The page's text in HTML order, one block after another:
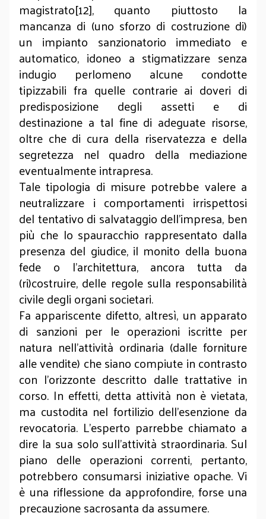
magistrato[12], quanto piuttosto la
mancanza di (uno sforzo di costruzione di)
un impianto sanzionatorio immediato e
automatico, idoneo a stigmatizzare senza
indugio perlomeno alcune condotte
tipizzabili fra quelle contrarie ai doveri di
predisposizione degli assetti e di
destinazione a tal fine di adeguate risorse,
oltre che di cura della riservatezza e della
segretezza nel quadro della mediazione
eventualmente intrapresa.
Tale tipologia di misure potrebbe valere a
neutralizzare i comportamenti irrispettosi
del tentativo di salvataggio dell’impresa, ben
più che lo spauracchio rappresentato dalla
presenza del giudice, il monito della buona
fede o l’architettura, ancora tutta da
(ri)costruire, delle regole sulla responsabilità
civile degli organi societari.
Fa appariscente difetto, altresì, un apparato
di sanzioni per le operazioni iscritte per
natura nell’attività ordinaria (dalle forniture
alle vendite) che siano compiute in contrasto
con l’orizzonte descritto dalle trattative in
corso. In effetti, detta attività non è vietata,
ma custodita nel fortilizio dell’esenzione da
revocatoria. L’esperto parrebbe chiamato a
dire la sua solo sull’attività straordinaria. Sul
piano delle operazioni correnti, pertanto,
potrebbero consumarsi iniziative opache. Vi
è una riflessione da approfondire, forse una
precauzione sacrosanta da assumere.